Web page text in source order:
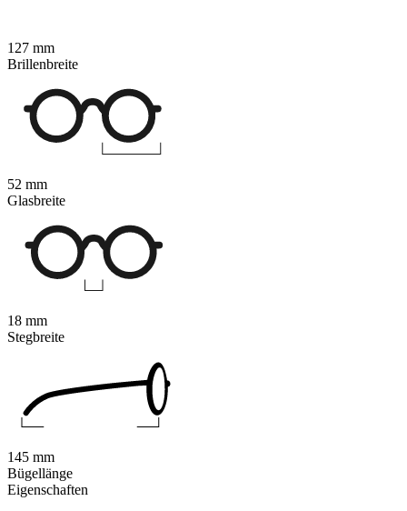
Eigenschaften
127 mm
Brillenbreite
52 mm
Glasbreite
18 mm
Stegbreite
145 mm
Bügellänge